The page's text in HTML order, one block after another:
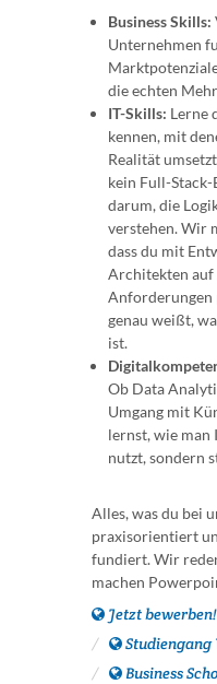
Business Skills:
Unternehmen
die echten
IT-Skills: Lerne
kennen, mit
Realität
kein Full-
darum, die
verstehen. Wir
dass du mit
Architekten auf
Anforderungen
genau weißt,
ist.
Ob Data
Umgang mit
lernst, wie
nutzt, sondern
Alles, was du bei
praxisorientiert
fundiert. Wir
machen
Jetzt bewerben!
Studiengang
Business